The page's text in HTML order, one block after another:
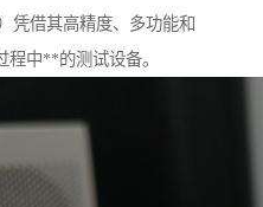
）凭借其高精度、多功能和
中**的测试设备。